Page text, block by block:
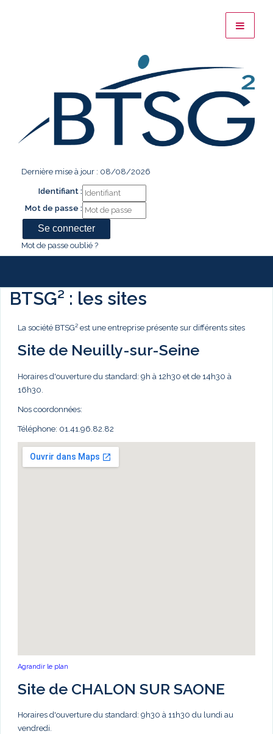
Dernière mise à jour : 08/08/2026
Identifiant :
Mot de passe :
Mot de passe oublié ?
BTSG² : les sites
La société BTSG² est une entreprise présente sur différents sites
Site de Neuilly-sur-Seine
Horaires d'ouverture du standard: 9h à 12h30 et de 14h30 à
16h30.
Nos coordonnées:
Téléphone: 01.41.96.82.82
Agrandir le plan
Site de CHALON SUR SAONE
Horaires d'ouverture du standard: 9h30 à 11h30 du lundi au
vendredi.